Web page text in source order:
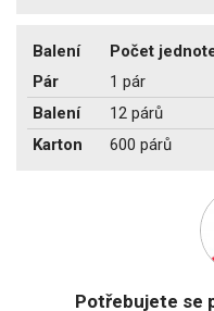
Balení Počet
Pár
1 pár
Balení
12 párů
Karton
600 párů
Potřebujete se